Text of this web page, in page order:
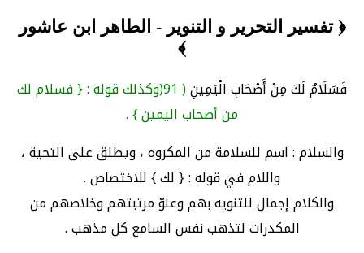
﴿ تفسير التحرير و التنوير - الطاهر ابن عاشور
﴾
فَسَلَامٌ لَكَ مِنْ أَصْحَابِ الْيَمِينِ
( 91(وكذلك قوله : { فسلام لك
من أصحاب اليمين } .
والسلام : اسم للسلامة من المكروه ، ويطلق على التحية ،
واللام في قوله : { لك } للاختصاص .
والكلام إجمال للتنويه بهم وعلوّ مرتبتهم وخلاصهم من
المكدرات لتذهب نفس السامع كل مذهب .